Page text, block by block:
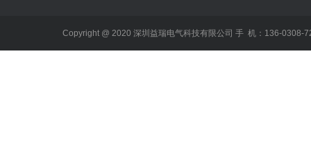
Copyright @ 2020 深圳益瑞电气科技有限公司 手 机：136-